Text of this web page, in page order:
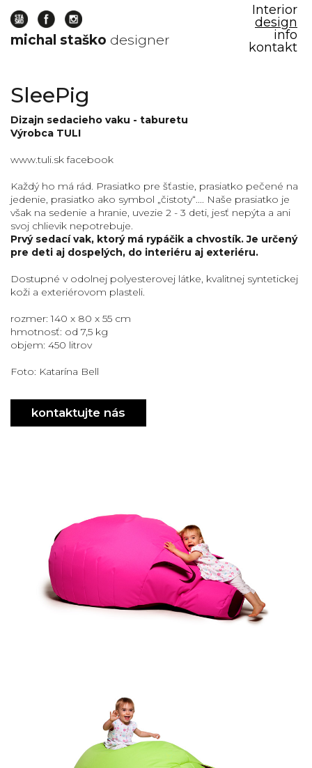
michal staško designer
Interior
design
info
kontakt
SleePig
Dizajn sedacieho vaku - taburetu
Výrobca TULI
www.tuli.sk facebook
Každý ho má rád. Prasiatko pre šťastie, prasiatko pečené na
jedenie, prasiatko ako symbol „čistoty“.... Naše prasiatko je
však na sedenie a hranie, uvezie 2 - 3 deti, jesť nepýta a ani
svoj chlievik nepotrebuje.
Prvý sedací vak, ktorý má rypáčik a chvostík. Je určený
pre deti aj dospelých, do interiéru aj exteriéru.
Dostupné v odolnej polyesterovej látke, kvalitnej syntetickej
koži a exteriérovom plasteli.
rozmer: 140 x 80 x 55 cm
hmotnosť: od 7,5 kg
objem: 450 litrov
Foto: Katarína Bell
kontaktujte nás
prasa
prasa
prasiatko
prasiatko
deti
dizajn
prasa
design
pig
staško
nábytok
veselý
taburet
ružový
slovensko